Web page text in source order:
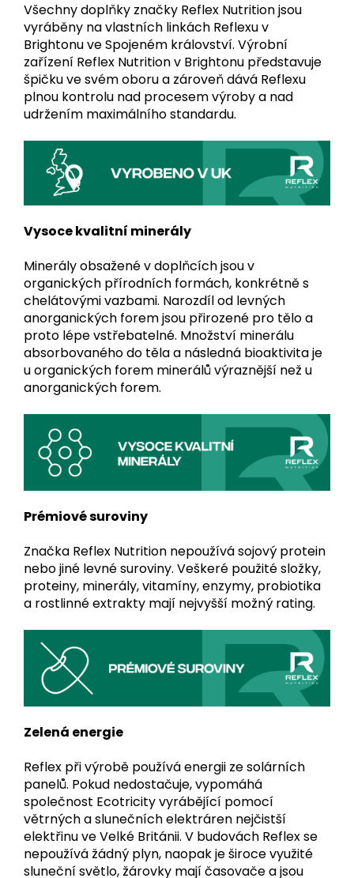
Všechny doplňky značky Reflex Nutrition jsou
vyráběny na vlastních linkách Reflexu v
Brightonu ve Spojeném království. Výrobní
zařízení Reflex Nutrition v Brightonu představuje
špičku ve svém oboru a zároveň dává Reflexu
plnou kontrolu nad procesem výroby a nad
udržením maximálního standardu.
Vysoce kvalitní minerály
Minerály obsažené v doplňcích jsou v
organických přírodních formách, konkrétně s
chelátovými vazbami. Narozdíl od levných
anorganických forem jsou přirozené pro tělo a
proto lépe vstřebatelné. Množství minerálu
absorbovaného do těla a následná bioaktivita je
u organických forem minerálů výraznější než u
anorganických forem.
Prémiové suroviny
Značka Reflex Nutrition nepoužívá sojový protein
nebo jiné levné suroviny. Veškeré použité složky,
proteiny, minerály, vitamíny, enzymy, probiotika
a rostlinné extrakty mají nejvyšší možný rating.
Zelená energie
Reflex při výrobě používá energii ze solárních
panelů. Pokud nedostačuje, vypomáhá
společnost Ecotricity vyrábějící pomocí
větrných a slunečních elektráren nejčistší
elektřinu ve Velké Británii. V budovách Reflex se
nepoužívá žádný plyn, naopak je široce využité
sluneční světlo, žárovky mají časovače a jsou